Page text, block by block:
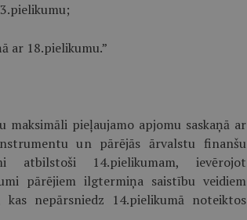
ar 18.pielikumu.”
pieļaujamo apjomu saskaņā ar
un pārējās ārvalstu finanšu
atbilstoši 14.pielikumam, ievērojot
pārējiem ilgtermiņa saistību veidiem
nepārsniedz 14.pielikumā noteiktos